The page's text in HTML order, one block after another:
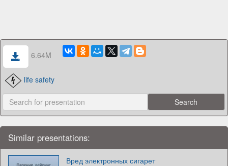
6.64M
life safety
Similar presentations:
Вред электронных сигарет